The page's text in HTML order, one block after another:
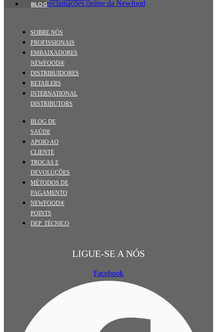
BLOG
SOBRE NÓS
PROFISSIONAIS
EMBAIXADORES
NEWFOOD®
DISTRIBUIDORES
RETAILERS
INTERNATIONAL
DISTRIBUTORS
BLOG DE
SAÚDE
APOIO AO
CLIENTE
TROCAS E
DEVOLUÇÕES
MÉTODOS DE
PAGAMENTO
NEWFOOD®
POINTS
DEP. TÉCNICO
LIGUE-SE A NÓS
Facebook